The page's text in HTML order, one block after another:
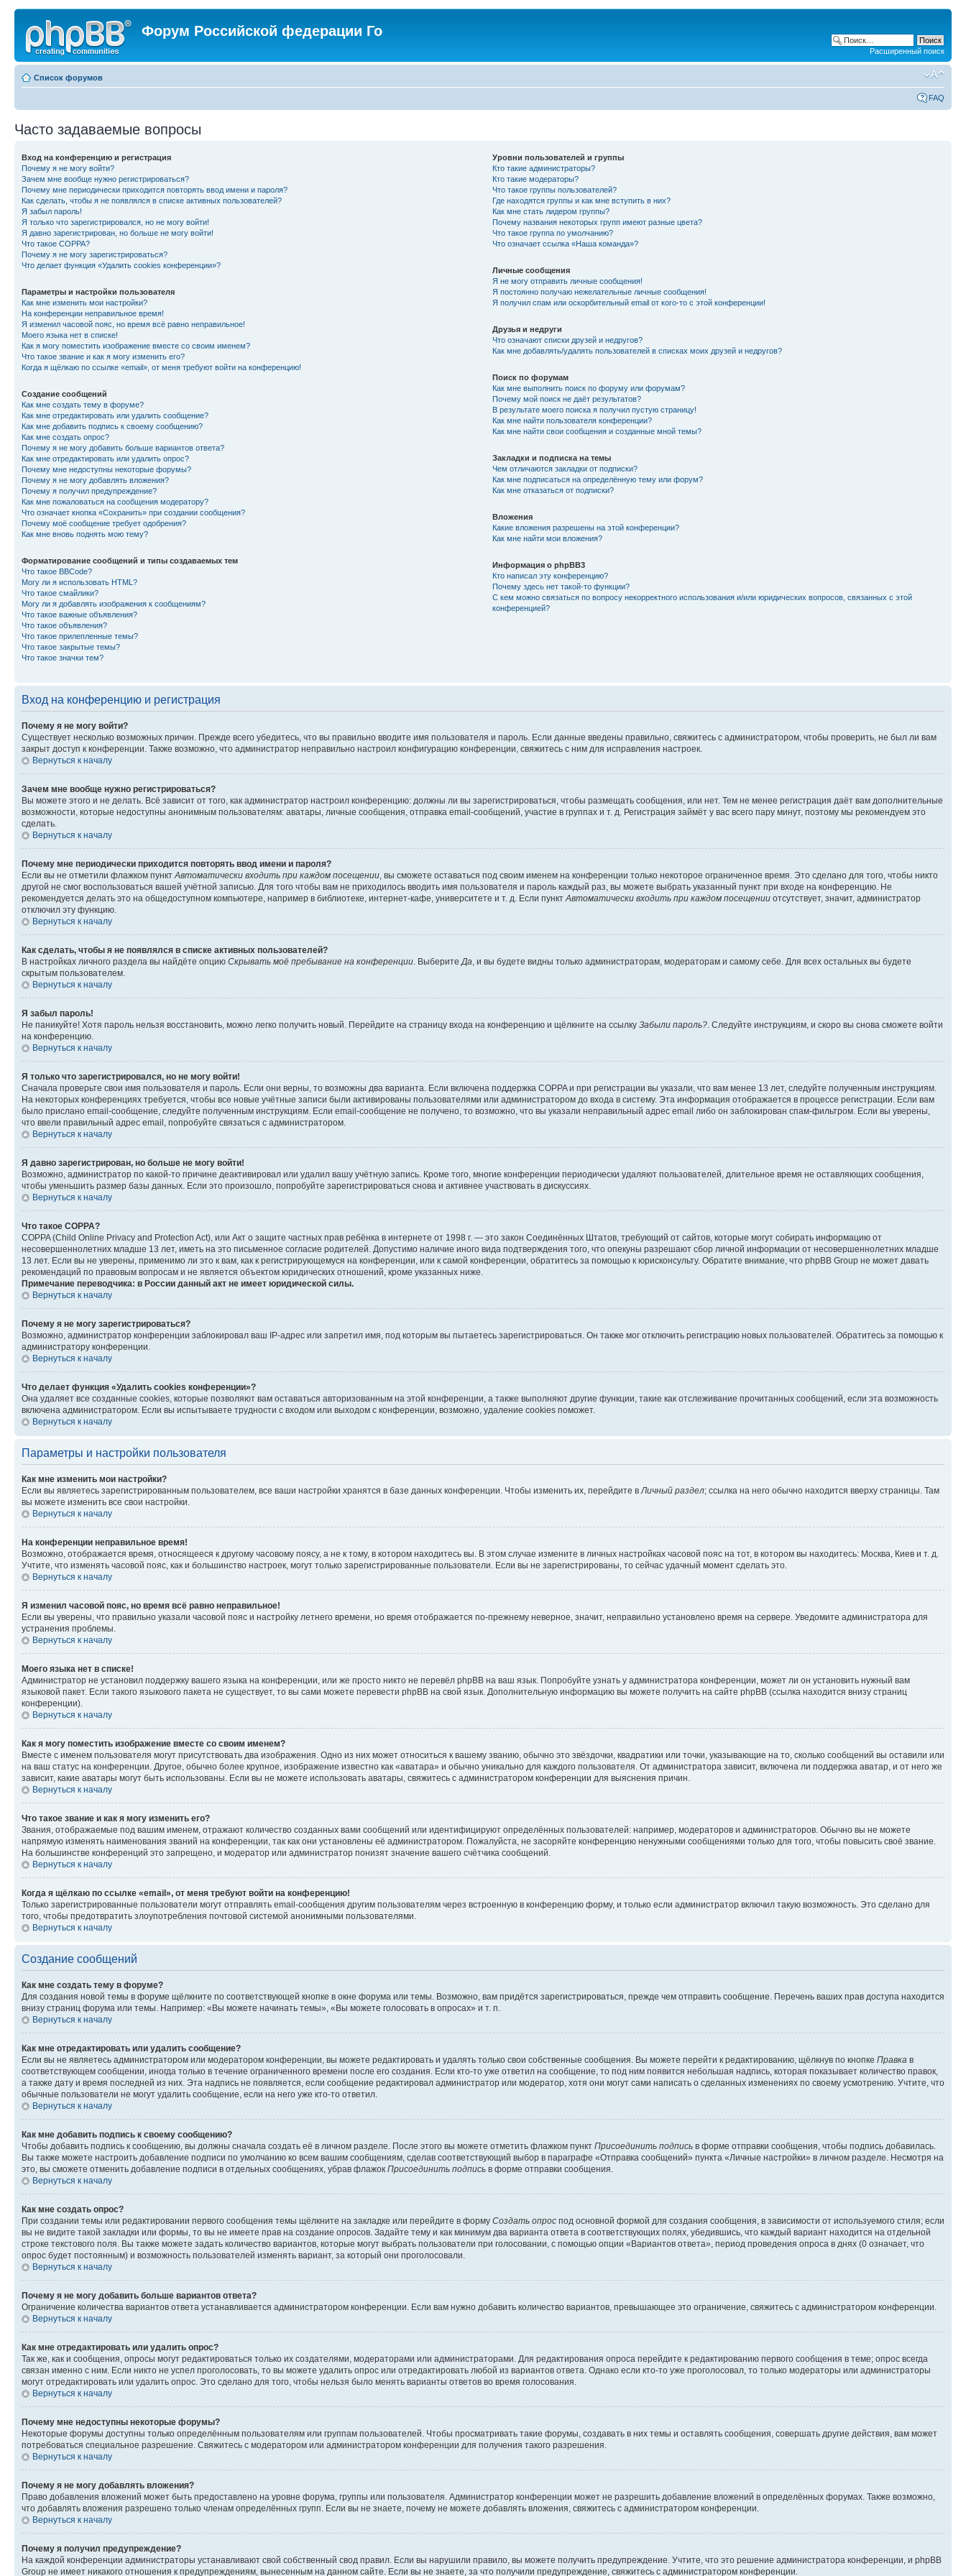
Форум Российской федерации Го
Расширенный поиск
Список форумов
FAQ
Часто задаваемые вопросы
Вход на конференцию и регистрация
Почему я не могу войти?
Зачем мне вообще нужно регистрироваться?
Почему мне периодически приходится повторять ввод имени и пароля?
Как сделать, чтобы я не появлялся в списке активных пользователей?
Я забыл пароль!
Я только что зарегистрировался, но не могу войти!
Я давно зарегистрирован, но больше не могу войти!
Что такое COPPA?
Почему я не могу зарегистрироваться?
Что делает функция «Удалить cookies конференции»?
Параметры и настройки пользователя
Как мне изменить мои настройки?
На конференции неправильное время!
Я изменил часовой пояс, но время всё равно неправильное!
Моего языка нет в списке!
Как я могу поместить изображение вместе со своим именем?
Что такое звание и как я могу изменить его?
Когда я щёлкаю по ссылке «email», от меня требуют войти на конференцию!
Создание сообщений
Как мне создать тему в форуме?
Как мне отредактировать или удалить сообщение?
Как мне добавить подпись к своему сообщению?
Как мне создать опрос?
Почему я не могу добавить больше вариантов ответа?
Как мне отредактировать или удалить опрос?
Почему мне недоступны некоторые форумы?
Почему я не могу добавлять вложения?
Почему я получил предупреждение?
Как мне пожаловаться на сообщения модератору?
Что означает кнопка «Сохранить» при создании сообщения?
Почему моё сообщение требует одобрения?
Как мне вновь поднять мою тему?
Форматирование сообщений и типы создаваемых тем
Что такое BBCode?
Могу ли я использовать HTML?
Что такое смайлики?
Могу ли я добавлять изображения к сообщениям?
Что такое важные объявления?
Что такое объявления?
Что такое прилепленные темы?
Что такое закрытые темы?
Что такое значки тем?
Уровни пользователей и группы
Кто такие администраторы?
Кто такие модераторы?
Что такое группы пользователей?
Где находятся группы и как мне вступить в них?
Как мне стать лидером группы?
Почему названия некоторых групп имеют разные цвета?
Что такое группа по умолчанию?
Что означает ссылка «Наша команда»?
Личные сообщения
Я не могу отправить личные сообщения!
Я постоянно получаю нежелательные личные сообщения!
Я получил спам или оскорбительный email от кого-то с этой конференции!
Друзья и недруги
Что означают списки друзей и недругов?
Как мне добавлять/удалять пользователей в списках моих друзей и недругов?
Поиск по форумам
Как мне выполнить поиск по форуму или форумам?
Почему мой поиск не даёт результатов?
В результате моего поиска я получил пустую страницу!
Как мне найти пользователя конференции?
Как мне найти свои сообщения и созданные мной темы?
Закладки и подписка на темы
Чем отличаются закладки от подписки?
Как мне подписаться на определённую тему или форум?
Как мне отказаться от подписки?
Вложения
Какие вложения разрешены на этой конференции?
Как мне найти мои вложения?
Информация о phpBB3
Кто написал эту конференцию?
Почему здесь нет такой-то функции?
С кем можно связаться по вопросу некорректного использования и/или юридических вопросов, связанных с этой
конференцией?
Вход на конференцию и регистрация
Почему я не могу войти?
Существует несколько возможных причин. Прежде всего убедитесь, что вы правильно вводите имя пользователя и пароль. Если данные введены правильно, свяжитесь с администратором, чтобы проверить, не был ли вам
закрыт доступ к конференции. Также возможно, что администратор неправильно настроил конфигурацию конференции, свяжитесь с ним для исправления настроек.
Вернуться к началу
Зачем мне вообще нужно регистрироваться?
Вы можете этого и не делать. Всё зависит от того, как администратор настроил конференцию: должны ли вы зарегистрироваться, чтобы размещать сообщения, или нет. Тем не менее регистрация даёт вам дополнительные
возможности, которые недоступны анонимным пользователям: аватары, личные сообщения, отправка email-сообщений, участие в группах и т. д. Регистрация займёт у вас всего пару минут, поэтому мы рекомендуем это
сделать.
Вернуться к началу
Почему мне периодически приходится повторять ввод имени и пароля?
Если вы не отметили флажком пунктАвтоматически входить при каждом посещении, вы сможете оставаться под своим именем на конференции только некоторое ограниченное время. Это сделано для того, чтобы никто
другой не смог воспользоваться вашей учётной записью. Для того чтобы вам не приходилось вводить имя пользователя и пароль каждый раз, вы можете выбрать указанный пункт при входе на конференцию. Не
рекомендуется делать это на общедоступном компьютере, например в библиотеке, интернет-кафе, университете и т. д. Если пунктАвтоматически входить при каждом посещении отсутствует, значит, администратор
отключил эту функцию.
Вернуться к началу
Как сделать, чтобы я не появлялся в списке активных пользователей?
В настройках личного раздела вы найдёте опцию Скрывать моё пребывание на конференции. ВыберитеДа, и вы будете видны только администраторам, модераторам и самому себе. Для всех остальных вы будете
скрытым пользователем.
Вернуться к началу
Я забыл пароль!
Не паникуйте! Хотя пароль нельзя восстановить, можно легко получить новый. Перейдите на страницу входа на конференцию и щёлкните на ссылку Забыли пароль?. Следуйте инструкциям, и скоро вы снова сможете войти
на конференцию.
Вернуться к началу
Я только что зарегистрировался, но не могу войти!
Сначала проверьте свои имя пользователя и пароль. Если они верны, то возможны два варианта. Если включена поддержка COPPA и при регистрации вы указали, что вам менее 13 лет, следуйте полученным инструкциям.
На некоторых конференциях требуется, чтобы все новые учётные записи были активированы пользователями или администратором до входа в систему. Эта информация отображается в процессе регистрации. Если вам
было прислано email-сообщение, следуйте полученным инструкциям. Если email-сообщение не получено, то возможно, что вы указали неправильный адрес email либо он заблокирован спам-фильтром. Если вы уверены,
что ввели правильный адрес email, попробуйте связаться с администратором.
Вернуться к началу
Я давно зарегистрирован, но больше не могу войти!
Возможно, администратор по какой-то причине деактивировал или удалил вашу учётную запись. Кроме того, многие конференции периодически удаляют пользователей, длительное время не оставляющих сообщения,
чтобы уменьшить размер базы данных. Если это произошло, попробуйте зарегистрироваться снова и активнее участвовать в дискуссиях.
Вернуться к началу
Что такое COPPA?
COPPA (Child Online Privacy and Protection Act), или Акт о защите частных прав ребёнка в интернете от 1998 г. — это закон Соединённых Штатов, требующий от сайтов, которые могут собирать информацию от
несовершеннолетних младше 13 лет, иметь на это письменное согласие родителей. Допустимо наличие иного вида подтверждения того, что опекуны разрешают сбор личной информации от несовершеннолетних младше
13 лет. Если вы не уверены, применимо ли это к вам, как к регистрирующемуся на конференции, или к самой конференции, обратитесь за помощью к юрисконсульту. Обратите внимание, что phpBB Group не может давать
рекомендаций по правовым вопросам и не является объектом юридических отношений, кроме указанных ниже.
Примечание переводчика: в России данный акт не имеет юридической силы.
Вернуться к началу
Почему я не могу зарегистрироваться?
Возможно, администратор конференции заблокировал ваш IP-адрес или запретил имя, под которым вы пытаетесь зарегистрироваться. Он также мог отключить регистрацию новых пользователей. Обратитесь за помощью к
администратору конференции.
Вернуться к началу
Что делает функция «Удалить cookies конференции»?
Она удаляет все созданные cookies, которые позволяют вам оставаться авторизованным на этой конференции, а также выполняют другие функции, такие как отслеживание прочитанных сообщений, если эта возможность
включена администратором. Если вы испытываете трудности с входом или выходом с конференции, возможно, удаление cookies поможет.
Вернуться к началу
Параметры и настройки пользователя
Как мне изменить мои настройки?
Если вы являетесь зарегистрированным пользователем, все ваши настройки хранятся в базе данных конференции. Чтобы изменить их, перейдите вЛичный раздел; ссылка на него обычно находится вверху страницы. Там
вы можете изменить все свои настройки.
Вернуться к началу
На конференции неправильное время!
Возможно, отображается время, относящееся к другому часовому поясу, а не к тому, в котором находитесь вы. В этом случае измените в личных настройках часовой пояс на тот, в котором вы находитесь: Москва, Киев и т. д.
Учтите, что изменять часовой пояс, как и большинство настроек, могут только зарегистрированные пользователи. Если вы не зарегистрированы, то сейчас удачный момент сделать это.
Вернуться к началу
Я изменил часовой пояс, но время всё равно неправильное!
Если вы уверены, что правильно указали часовой пояс и настройку летнего времени, но время отображается по-прежнему неверное, значит, неправильно установлено время на сервере. Уведомите администратора для
устранения проблемы.
Вернуться к началу
Моего языка нет в списке!
Администратор не установил поддержку вашего языка на конференции, или же просто никто не перевёл phpBB на ваш язык. Попробуйте узнать у администратора конференции, может ли он установить нужный вам
языковой пакет. Если такого языкового пакета не существует, то вы сами можете перевести phpBB на свой язык. Дополнительную информацию вы можете получить на сайте phpBB (ссылка находится внизу страниц
конференции).
Вернуться к началу
Как я могу поместить изображение вместе со своим именем?
Вместе с именем пользователя могут присутствовать два изображения. Одно из них может относиться к вашему званию, обычно это звёздочки, квадратики или точки, указывающие на то, сколько сообщений вы оставили или
на ваш статус на конференции. Другое, обычно более крупное, изображение известно как «аватара» и обычно уникально для каждого пользователя. От администратора зависит, включена ли поддержка аватар, и от него же
зависит, какие аватары могут быть использованы. Если вы не можете использовать аватары, свяжитесь с администратором конференции для выяснения причин.
Вернуться к началу
Что такое звание и как я могу изменить его?
Звания, отображаемые под вашим именем, отражают количество созданных вами сообщений или идентифицируют определённых пользователей: например, модераторов и администраторов. Обычно вы не можете
напрямую изменять наименования званий на конференции, так как они установлены её администратором. Пожалуйста, не засоряйте конференцию ненужными сообщениями только для того, чтобы повысить своё звание.
На большинстве конференций это запрещено, и модератор или администратор понизят значение вашего счётчика сообщений.
Вернуться к началу
Когда я щёлкаю по ссылке «email», от меня требуют войти на конференцию!
Только зарегистрированные пользователи могут отправлять email-сообщения другим пользователям через встроенную в конференцию форму, и только если администратор включил такую возможность. Это сделано для
того, чтобы предотвратить злоупотребления почтовой системой анонимными пользователями.
Вернуться к началу
Создание сообщений
Как мне создать тему в форуме?
Для создания новой темы в форуме щёлкните по соответствующей кнопке в окне форума или темы. Возможно, вам придётся зарегистрироваться, прежде чем отправить сообщение. Перечень ваших прав доступа находится
внизу страниц форума или темы. Например: «Вы можете начинать темы», «Вы можете голосовать в опросах» и т. п.
Вернуться к началу
Как мне отредактировать или удалить сообщение?
Если вы не являетесь администратором или модератором конференции, вы можете редактировать и удалять только свои собственные сообщения. Вы можете перейти к редактированию, щёлкнув по кнопке Правка в
соответствующем сообщении, иногда только в течение ограниченного времени после его создания. Если кто-то уже ответил на сообщение, то под ним появится небольшая надпись, которая показывает количество правок,
а также дату и время последней из них. Эта надпись не появляется, если сообщение редактировал администратор или модератор, хотя они могут сами написать о сделанных изменениях по своему усмотрению. Учтите, что
обычные пользователи не могут удалить сообщение, если на него уже кто-то ответил.
Вернуться к началу
Как мне добавить подпись к своему сообщению?
Чтобы добавить подпись к сообщению, вы должны сначала создать её в личном разделе. После этого вы можете отметить флажком пункт Присоединить подпись в форме отправки сообщения, чтобы подпись добавилась.
Вы также можете настроить добавление подписи по умолчанию ко всем вашим сообщениям, сделав соответствующий выбор в параграфе «Отправка сообщений» пункта «Личные настройки» в личном разделе. Несмотря на
это, вы сможете отменить добавление подписи в отдельных сообщениях, убрав флажок Присоединить подпись в форме отправки сообщения.
Вернуться к началу
Как мне создать опрос?
При создании темы или редактировании первого сообщения темы щёлкните на закладке или перейдите в форму Создать опрос под основной формой для создания сообщения, в зависимости от используемого стиля; если
вы не видите такой закладки или формы, то вы не имеете прав на создание опросов. Задайте тему и как минимум два варианта ответа в соответствующих полях, убедившись, что каждый вариант находится на отдельной
строке текстового поля. Вы также можете задать количество вариантов, которые могут выбрать пользователи при голосовании, с помощью опции «Вариантов ответа», период проведения опроса в днях (0 означает, что
опрос будет постоянным) и возможность пользователей изменять вариант, за который они проголосовали.
Вернуться к началу
Почему я не могу добавить больше вариантов ответа?
Ограничение количества вариантов ответа устанавливается администратором конференции. Если вам нужно добавить количество вариантов, превышающее это ограничение, свяжитесь с администратором конференции.
Вернуться к началу
Как мне отредактировать или удалить опрос?
Так же, как и сообщения, опросы могут редактироваться только их создателями, модераторами или администраторами. Для редактирования опроса перейдите к редактированию первого сообщения в теме; опрос всегда
связан именно с ним. Если никто не успел проголосовать, то вы можете удалить опрос или отредактировать любой из вариантов ответа. Однако если кто-то уже проголосовал, то только модераторы или администраторы
могут отредактировать или удалить опрос. Это сделано для того, чтобы нельзя было менять варианты ответов во время голосования.
Вернуться к началу
Почему мне недоступны некоторые форумы?
Некоторые форумы доступны только определённым пользователям или группам пользователей. Чтобы просматривать такие форумы, создавать в них темы и оставлять сообщения, совершать другие действия, вам может
потребоваться специальное разрешение. Свяжитесь с модератором или администратором конференции для получения такого разрешения.
Вернуться к началу
Почему я не могу добавлять вложения?
Право добавления вложений может быть предоставлено на уровне форума, группы или пользователя. Администратор конференции может не разрешить добавление вложений в определённых форумах. Также возможно,
что добавлять вложения разрешено только членам определённых групп. Если вы не знаете, почему не можете добавлять вложения, свяжитесь с администратором конференции.
Вернуться к началу
Почему я получил предупреждение?
На каждой конференции администраторы устанавливают свой собственный свод правил. Если вы нарушили правило, вы можете получить предупреждение. Учтите, что это решение администратора конференции, и phpBB
Group не имеет никакого отношения к предупреждениям, вынесенным на данном сайте. Если вы не знаете, за что получили предупреждение, свяжитесь с администратором конференции.